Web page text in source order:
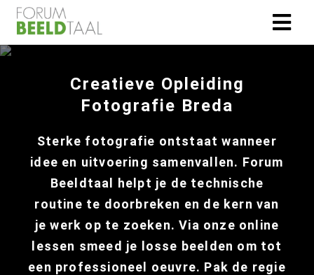
Creatieve Opleiding
Fotografie Breda
Sterke fotografie ontstaat wanneer
idee en uitvoering samenvallen. Forum
Beeldtaal helpt je de technische
routine te doorbreken en de kern van
je werk op te zoeken. Via onze online
lessen smeed je losse beelden om tot
een professioneel oeuvre. Pak de regie